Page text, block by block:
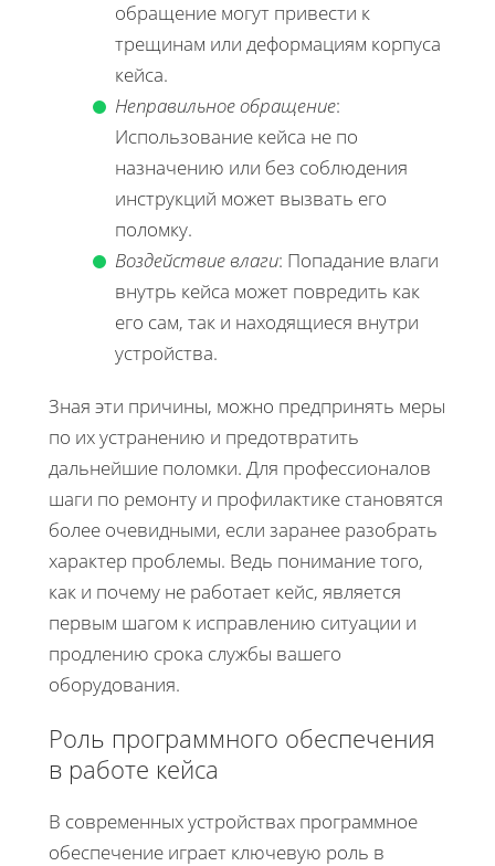
обращение могут привести к
трещинам или деформациям корпуса
кейса.
Неправильное обращение:
Использование кейса не по
назначению или без соблюдения
инструкций может вызвать его
поломку.
Воздействие влаги: Попадание влаги
внутрь кейса может повредить как
его сам, так и находящиеся внутри
устройства.
Зная эти причины, можно предпринять меры
по их устранению и предотвратить
дальнейшие поломки. Для профессионалов
шаги по ремонту и профилактике становятся
более очевидными, если заранее разобрать
характер проблемы. Ведь понимание того,
как и почему не работает кейс, является
первым шагом к исправлению ситуации и
продлению срока службы вашего
оборудования.
Роль программного обеспечения
в работе кейса
В современных устройствах программное
обеспечение играет ключевую роль в